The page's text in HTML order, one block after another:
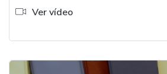
Ver vídeo